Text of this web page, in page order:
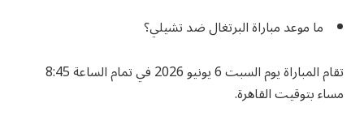
ما موعد مباراة البرتغال ضد تشيلي؟
تقام المباراة يوم السبت 6 يونيو 2026 في تمام الساعة 8:45
مساء بتوقيت القاهرة.